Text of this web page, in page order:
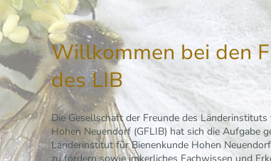
Willkommen bei den
des LIB
Die Gesellschaft der Freunde des
Hohen Neuendorf (GFLIB) hat sich die Aufgabe
Länderinstitut für Bienenkunde Hohen